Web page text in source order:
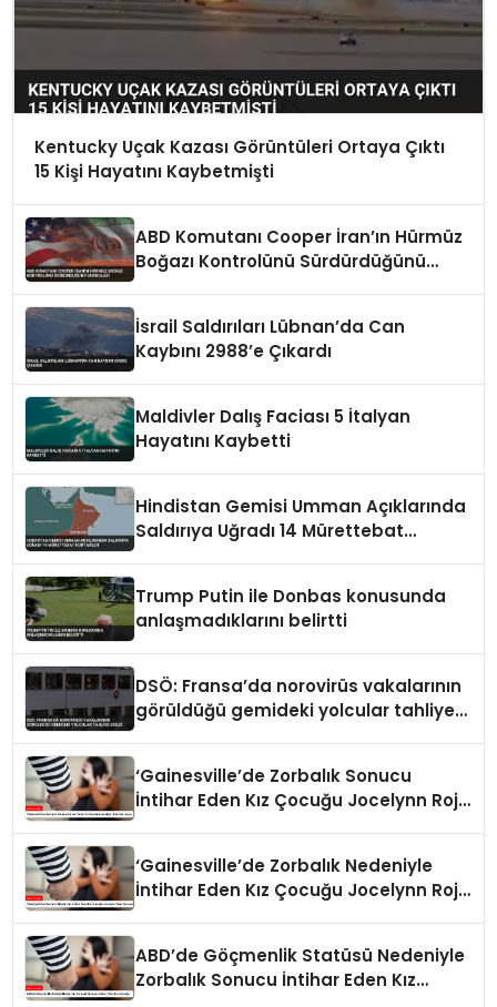
Kentucky Uçak Kazası Görüntüleri Ortaya Çıktı
15 Kişi Hayatını Kaybetmişti
ABD Komutanı Cooper İran’ın Hürmüz
Boğazı Kontrolünü Sürdürdüğünü
İsrail Saldırıları Lübnan’da Can
Kaybını 2988’e Çıkardı
Maldivler Dalış Faciası 5 İtalyan
Hayatını Kaybetti
Hindistan Gemisi Umman Açıklarında
Saldırıya Uğradı 14 Mürettebat
Trump Putin ile Donbas konusunda
anlaşmadıklarını belirtti
DSÖ: Fransa’da norovirüs vakalarının
görüldüğü gemideki yolcular tahliye
‘Gainesville’de Zorbalık Sonucu
İntihar Eden Kız Çocuğu Jocelynn Rojo
‘Gainesville’de Zorbalık Nedeniyle
İntihar Eden Kız Çocuğu Jocelynn Rojo
ABD’de Göçmenlik Statüsü Nedeniyle
Zorbalık Sonucu İntihar Eden Kız